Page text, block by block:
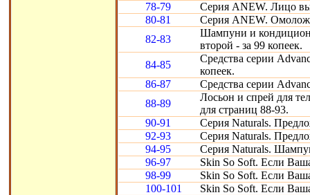
78-79
Серия ANEW. Лицо
80-81
Серия ANEW.
82-83
Шампуни и
второй - за 99 копеек.
84-85
Средства серии
копеек.
86-87
Средства серии
88-89
Лосьон и спрей для
для страниц 88-93.
90-91
Серия Naturals.
92-93
Серия Naturals.
94-95
Серия Naturals.
96-97
Skin So Soft. Если
98-99
Skin So Soft. Если
100-101
Skin So Soft. Если